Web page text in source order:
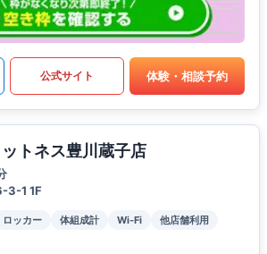
公式サイト 体験・相談予約
トネス豊川蔵子店
3-1 1F
ロッカー 体組成計 Wi-Fi
他店舗利用